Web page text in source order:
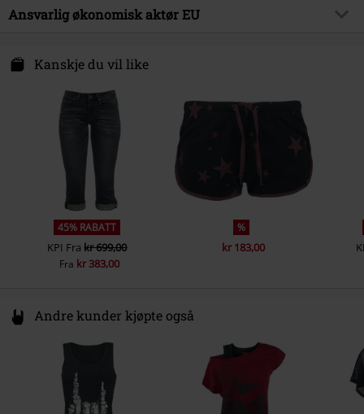
Kjønn
Damer
Logopatch
Lommer
Lengde
Medium
Ytre materiale
70% bomull, 28% polyester, 2%
elastan
Ansvarlig økonomisk aktør EU
Darmer Esch 70 a
www.emp.de
Kanskje du vil like
45% RABATT
KPI Frakr 699,00
Fra kr 383,00
%
kr 183,00
Andre kunder kjøpte også